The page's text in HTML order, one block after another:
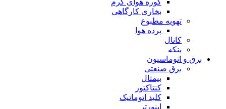
کوره هوای گرم
بخاری کارگاهی
تهویه مطبوع
پرده هوا
کانال
پنکه
برق و اتوماسیون
برق صنعتی
بیمتال
کنتاکتور
کلید اتوماتیک
اینورتر